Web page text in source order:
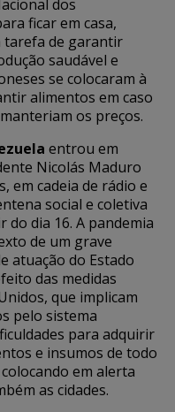
dos
ficar em casa,
tarefa de garantir
saudável e
se colocaram à
alimentos em caso
os preços.
entrou em
Nicolás Maduro
em cadeia de rádio e
social e coletiva
do dia 16. A pandemia
de um grave
atuação do Estado
das medidas
que implicam
pelo sistema
para adquirir
e insumos de todo
em alerta
as cidades.